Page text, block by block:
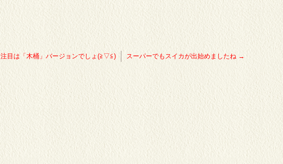
注目は「木桶」バージョンでしょ(≧▽≦) スーパーでもスイカが出始めましたね →